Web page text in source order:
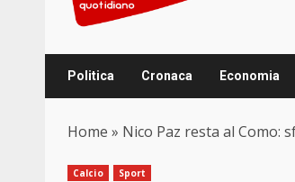
Politica Cronaca Economia
Home » Nico Paz resta al Como:
Calcio Sport